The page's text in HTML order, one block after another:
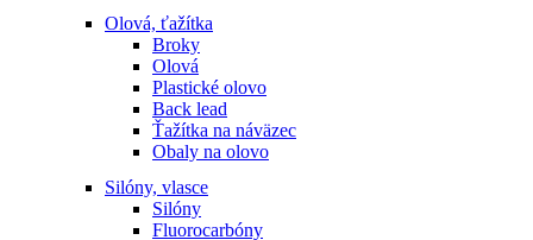
Olová, ťažítka
Broky
Olová
Plastické olovo
Back lead
Ťažítka na náväzec
Obaly na olovo
Silóny, vlasce
Silóny
Fluorocarbóny